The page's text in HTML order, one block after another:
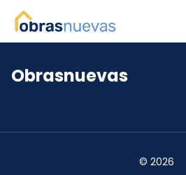
*
Obrasnuevas
© 2026